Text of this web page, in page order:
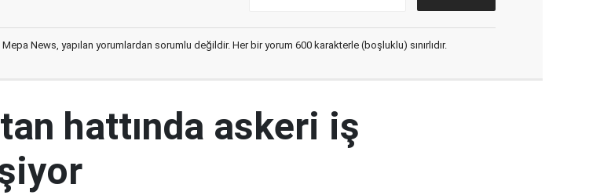
News, yapılan yorumlardan sorumlu değildir. Her bir yorum 600 karakterle (boşluklu) sınırlıdır.
hattında askeri iş